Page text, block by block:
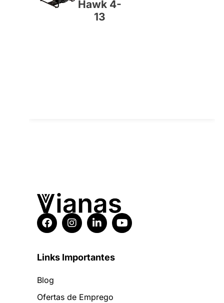
Hawk 4-
13
Links Importantes
Blog
Ofertas de Emprego